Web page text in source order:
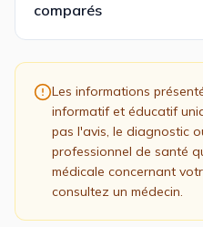
comparés
Les informations
informatif et éducatif
pas l'avis, le diagnostic
professionnel de santé
médicale concernant
consultez un médecin.